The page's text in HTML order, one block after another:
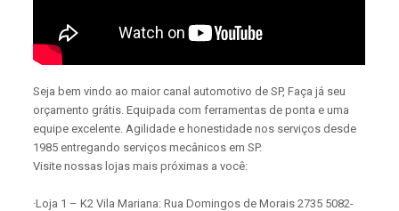
Seja bem vindo ao maior canal automotivo de SP, Faça já seu
orçamento grátis. Equipada com ferramentas de ponta e uma
equipe excelente. Agilidade e honestidade nos serviços desde
1985 entregando serviços mecânicos em SP.
Visite nossas lojas mais próximas a você:
·Loja 1 – K2 Vila Mariana: Rua Domingos de Morais 2735 5082-